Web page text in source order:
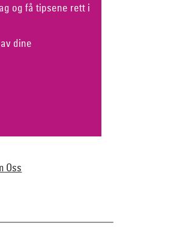
og få tipsene rett i
dine
Oss